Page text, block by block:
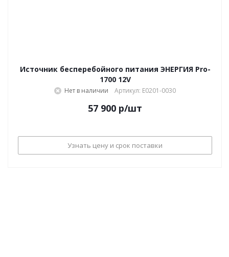
Источник бесперебойного питания ЭНЕРГИЯ Pro-
1700 12V
Нет в наличии Артикул: Е0201-0030
57 900 р/шт
Узнать цену и срок поставки